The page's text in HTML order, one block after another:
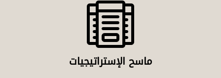

ماسح الإستراتيجيات